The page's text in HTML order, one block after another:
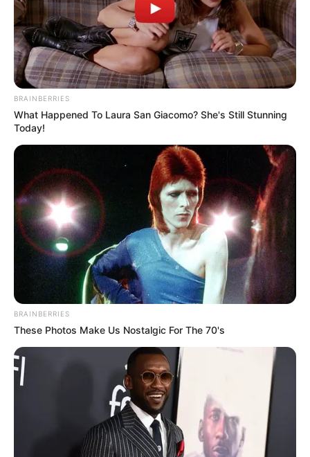
A KISLÁNY TEMETÉSÉN A KUTYA HIRTELEN FELUGROTT A
SÍRRA… ÉS EGY HIHETETLEN CSODA TÖRTÉNT!
A temetés már majdnem véget ért, amikor a kutya berohant a
temető vaskapuján.
Mindenki azt hitte, azért jött, hogy utoljára elköszönjön attól a
kislánytól, akit mindennél jobban szeretett.
BRAINBERRIES
What Happened To Laura San Giacomo? She's Still Stunning
Today!
BRAINBERRIES
These Photos Make Us Nostalgic For The 70's